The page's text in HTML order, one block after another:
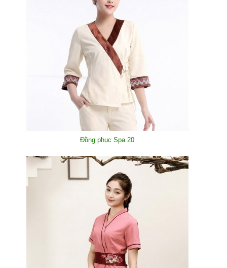
Đồng phục Spa 20